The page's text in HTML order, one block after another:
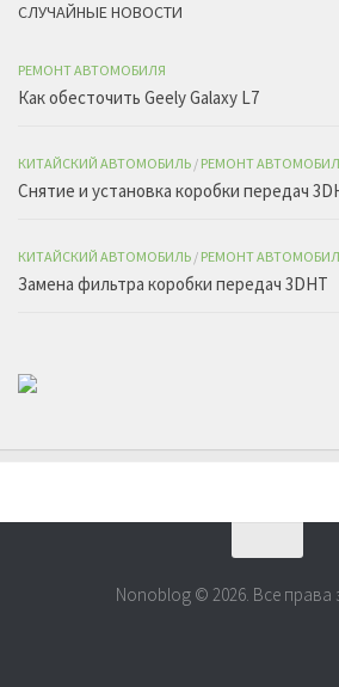
СЛУЧАЙНЫЕ НОВОСТИ
РЕМОНТ АВТОМОБИЛЯ
Как обесточить Geely Galaxy L7
КИТАЙСКИЙ АВТОМОБИЛЬ / РЕМОНТ
Снятие и установка коробки передач
КИТАЙСКИЙ АВТОМОБИЛЬ / РЕМОНТ
Замена фильтра коробки передач 3DHT
Nonoblog © 2026. Все